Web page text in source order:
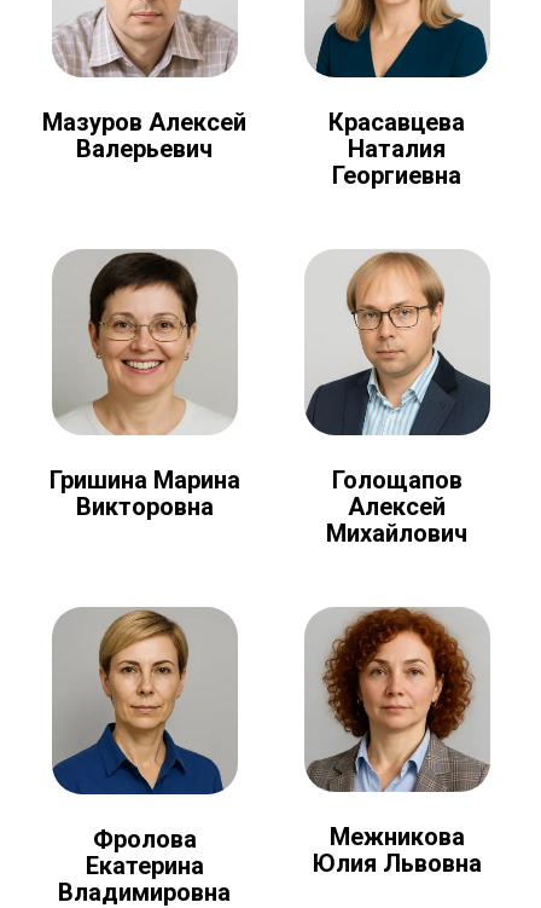
Мазуров Алексей
Валерьевич
Красавцева
Наталия
Георгиевна
Гришина Марина
Викторовна
Голощапов
Алексей
Михайлович
Фролова
Екатерина
Владимировна
Межникова
Юлия Львовна